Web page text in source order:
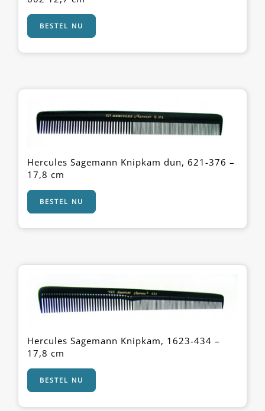
BESTEL NU
Hercules Sagemann Knipkam dun, 621-376 –
17,8 cm
BESTEL NU
Hercules Sagemann Knipkam, 1623-434 –
17,8 cm
BESTEL NU